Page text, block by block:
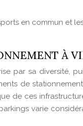
en commun et
À
par sa diversité,
de
de ces
varie